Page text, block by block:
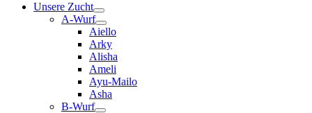
Unsere Zucht
A-Wurf
Aiello
Arky
Alisha
Ameli
Ayu-Mailo
Asha
B-Wurf